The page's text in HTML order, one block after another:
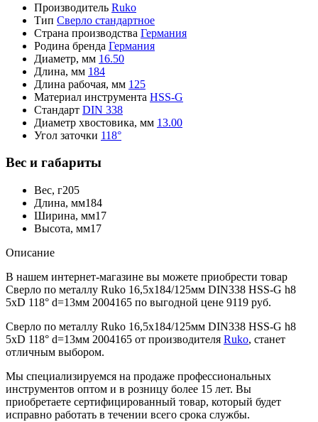
Производитель Ruko
Тип Сверло стандартное
Страна производства Германия
Родина бренда Германия
Диаметр, мм 16.50
Длина, мм 184
Длина рабочая, мм 125
Материал инструмента HSS-G
Стандарт DIN 338
Диаметр хвостовика, мм 13.00
Угол заточки 118°
Вес и габариты
Вес, г205
Длина, мм184
Ширина, мм17
Высота, мм17
Описание
В нашем интернет-магазине вы можете приобрести товар
Сверло по металлу Ruko 16,5x184/125мм DIN338 HSS-G h8
5xD 118° d=13мм 2004165 по выгодной цене 9119 руб.
Сверло по металлу Ruko 16,5x184/125мм DIN338 HSS-G h8
5xD 118° d=13мм 2004165 от производителя Ruko, станет
отличным выбором.
Мы специализируемся на продаже профессиональных
инструментов оптом и в розницу более 15 лет. Вы
приобретаете сертифицированный товар, который будет
исправно работать в течении всего срока службы.